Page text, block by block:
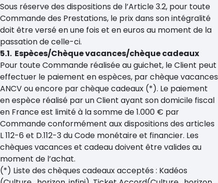
Sous réserve des dispositions de l’Article 3.2, pour toute
Commande des Prestations, le prix dans son intégralité
doit être versé en une fois et en euros au moment de la
passation de celle-ci.
5.1. Espèces/Chèque vacances/chèque cadeaux
Pour toute Commande réalisée au guichet, le Client peut
effectuer le paiement en espèces, par chèque vacances
ANCV ou encore par chèque cadeaux (*). Le paiement
en espèce réalisé par un Client ayant son domicile fiscal
en France est limité à la somme de 1.000 € par
Commande conformément aux dispositions des articles
L 112-6 et D.112-3 du Code monétaire et financier. Les
chèques vacances et cadeau doivent être valides au
moment de l’achat.
(*) Liste des chèques cadeaux acceptés : Kadéos